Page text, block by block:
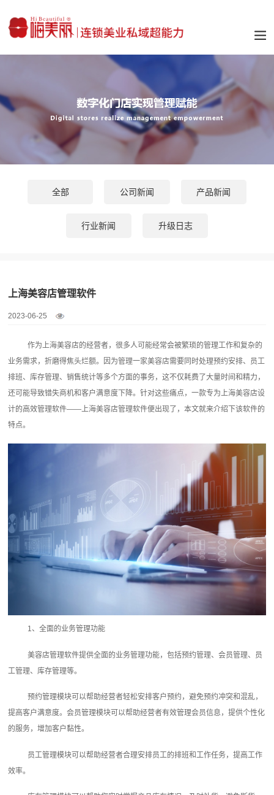
全部 公司新闻 产品新闻
行业新闻 升级日志
上海美容店管理软件
2023-06-25
作为上海美容店的经营者，很多人可能经常会被繁琐的管理工作和复杂的
业务需求，折磨得焦头烂额。因为管理一家美容店需要同时处理预约安排、员工
排班、库存管理、销售统计等多个方面的事务，这不仅耗费了大量时间和精力，
还可能导致错失商机和客户满意度下降。针对这些痛点，一款专为上海美容店设
计的高效管理软件——上海美容店管理软件便出现了，本文就来介绍下该软件的
特点。
1、全面的业务管理功能
美容店管理软件提供全面的业务管理功能，包括预约管理、会员管理、员
工管理、库存管理等。
预约管理模块可以帮助经营者轻松安排客户预约，避免预约冲突和混乱，
提高客户满意度。会员管理模块可以帮助经营者有效管理会员信息，提供个性化
的服务，增加客户黏性。
员工管理模块可以帮助经营者合理安排员工的排班和工作任务，提高工作
效率。